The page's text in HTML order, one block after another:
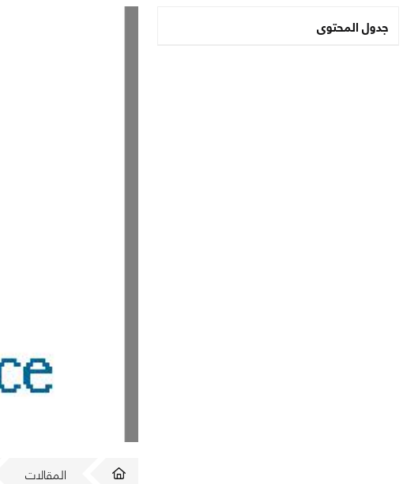
جدول المحتوى
المقالات